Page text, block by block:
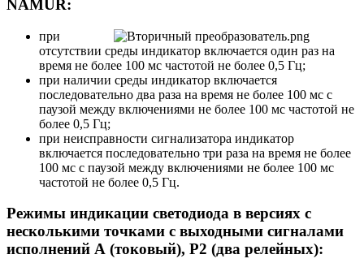
NAMUR:
при
отсутствии среды индикатор включается один раз на
время не более 100 мс частотой не более 0,5 Гц;
при наличии среды индикатор включается
последовательно два раза на время не более 100 мс с
паузой между включениями не более 100 мс частотой не
более 0,5 Гц;
при неисправности сигнализатора индикатор
включается последовательно три раза на время не более
100 мс с паузой между включениями не более 100 мс
частотой не более 0,5 Гц.
Режимы индикации светодиода в версиях с
несколькими точками c выходными сигналами
исполнений А (токовый), Р2 (два релейных):